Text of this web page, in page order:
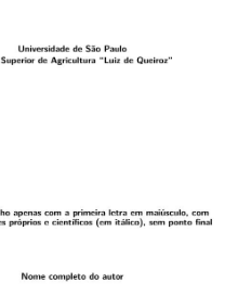
ccsl-usp/modelo-latex/